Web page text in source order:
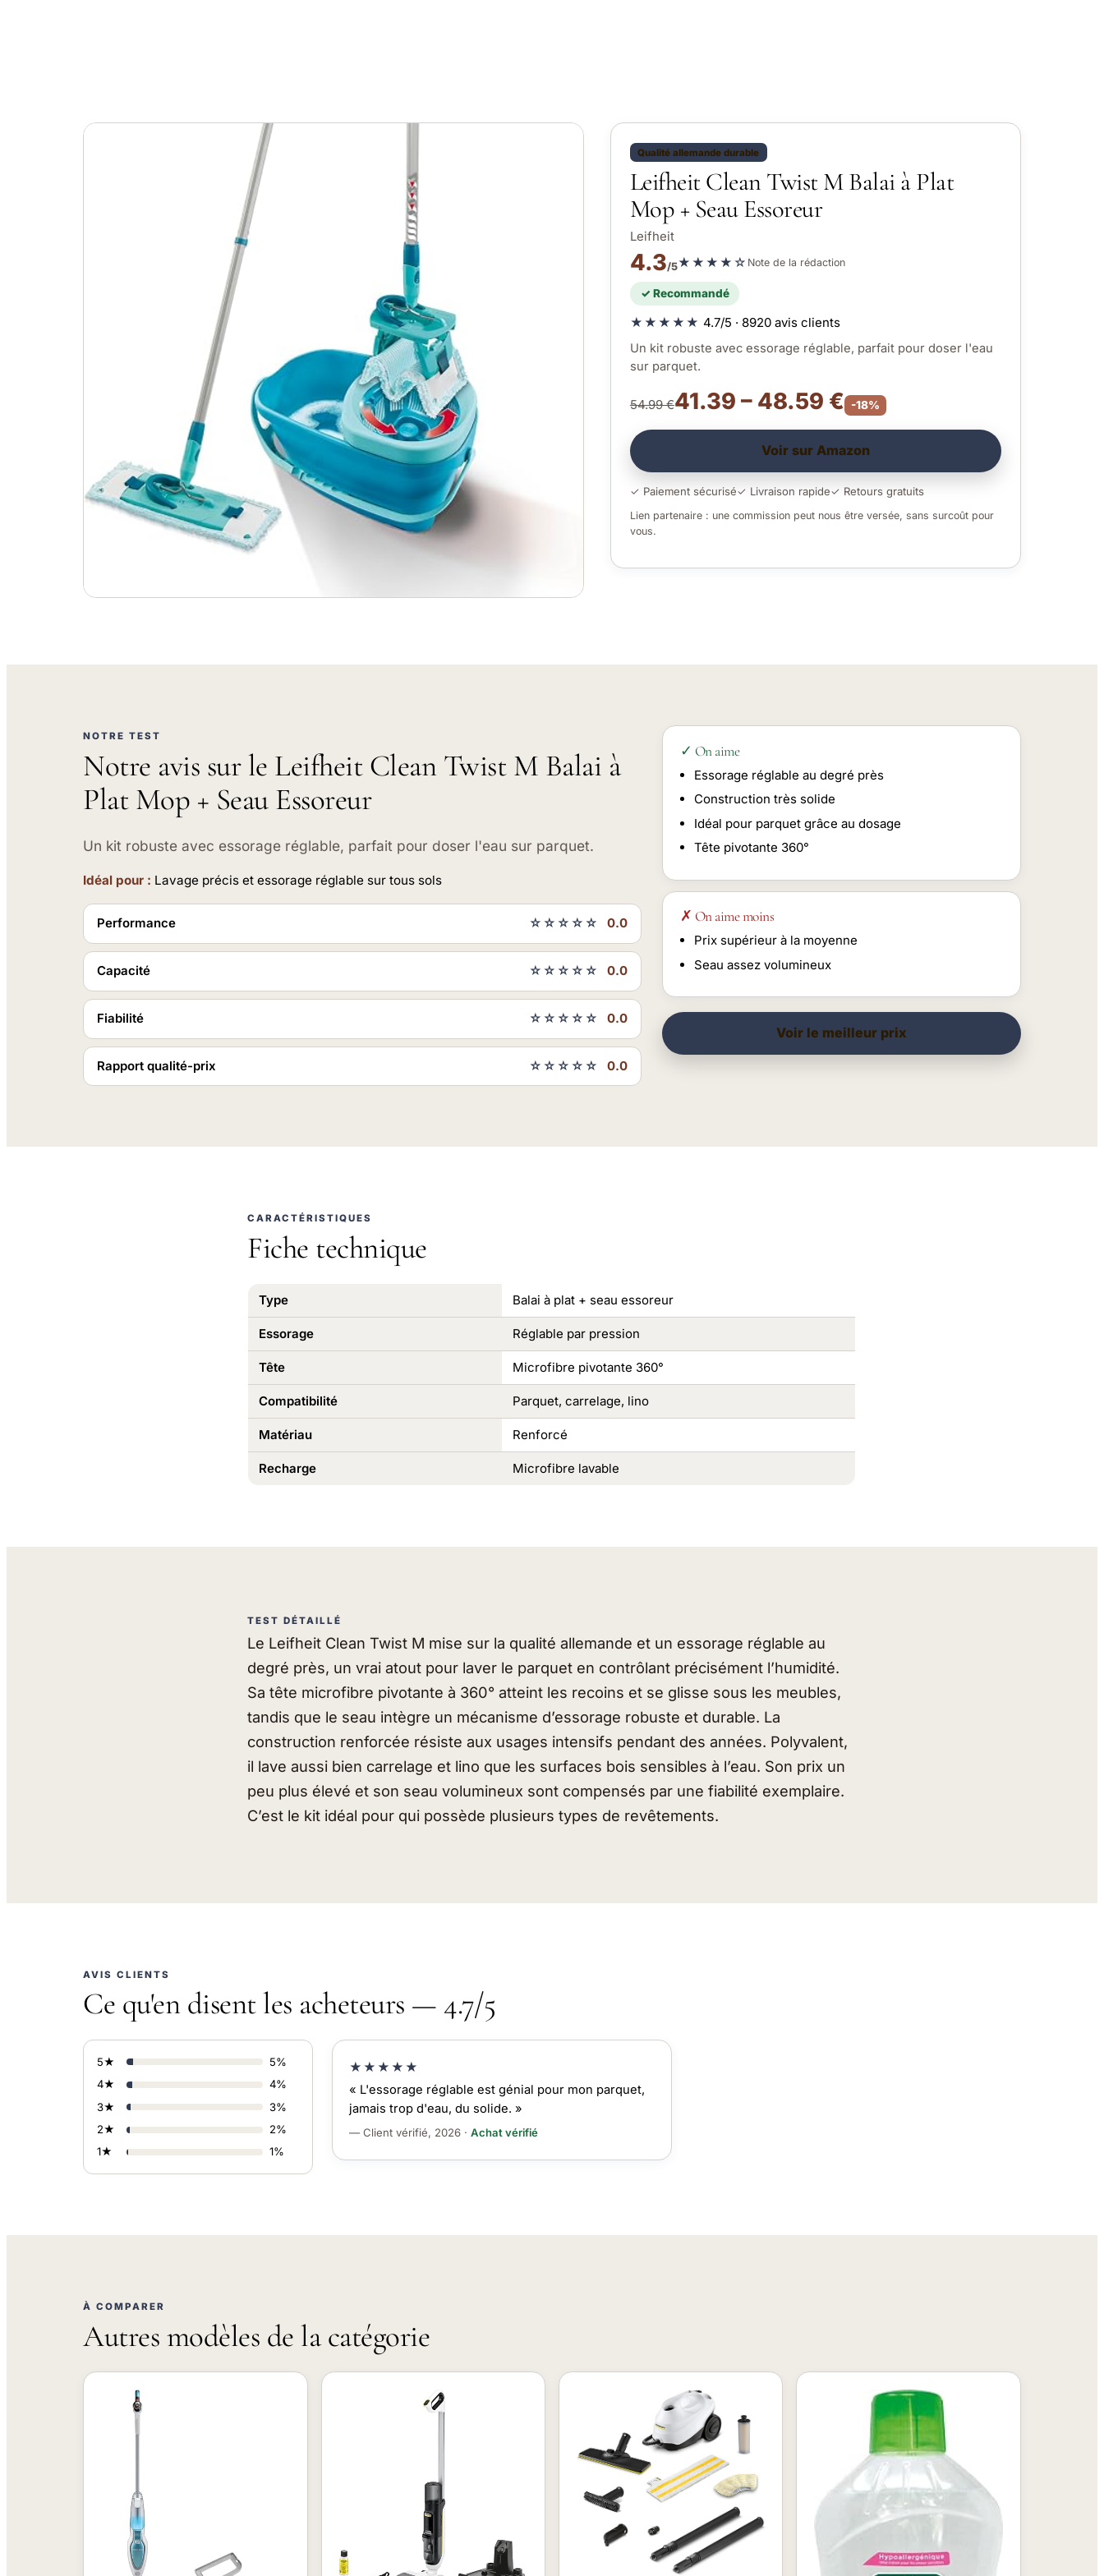
Qualité allemande durable
Leifheit Clean Twist M Balai à Plat
Mop + Seau Essoreur
Leifheit
4.3/5★★★★☆ Note de la rédaction
✓ Recommandé
★★★★★ 4.7/5 · 8920 avis clients
Un kit robuste avec essorage réglable, parfait pour doser l'eau
sur parquet.
54.99 €41.39 – 48.59 € -18%
Voir sur Amazon
✓ Paiement sécurisé✓ Livraison rapide✓ Retours gratuits
Lien partenaire : une commission peut nous être versée, sans surcoût pour
vous.
NOTRE TEST
Notre avis sur le Leifheit Clean Twist M Balai à
Plat Mop + Seau Essoreur
Un kit robuste avec essorage réglable, parfait pour doser l'eau sur parquet.
Idéal pour : Lavage précis et essorage réglable sur tous sols
Performance ☆☆☆☆☆ 0.0
Capacité ☆☆☆☆☆ 0.0
Fiabilité ☆☆☆☆☆ 0.0
Rapport qualité-prix ☆☆☆☆☆ 0.0
✓ On aime
Essorage réglable au degré près
Construction très solide
Idéal pour parquet grâce au dosage
Tête pivotante 360°
✗ On aime moins
Prix supérieur à la moyenne
Seau assez volumineux
Voir le meilleur prix
CARACTÉRISTIQUES
Fiche technique
Type Balai à plat + seau essoreur
Essorage Réglable par pression
Tête Microfibre pivotante 360°
Compatibilité Parquet, carrelage, lino
Matériau Renforcé
Recharge Microfibre lavable
TEST DÉTAILLÉ
Le Leifheit Clean Twist M mise sur la qualité allemande et un essorage réglable au
degré près, un vrai atout pour laver le parquet en contrôlant précisément l’humidité.
Sa tête microfibre pivotante à 360° atteint les recoins et se glisse sous les meubles,
tandis que le seau intègre un mécanisme d’essorage robuste et durable. La
construction renforcée résiste aux usages intensifs pendant des années. Polyvalent,
il lave aussi bien carrelage et lino que les surfaces bois sensibles à l’eau. Son prix un
peu plus élevé et son seau volumineux sont compensés par une fiabilité exemplaire.
C’est le kit idéal pour qui possède plusieurs types de revêtements.
AVIS CLIENTS
Ce qu'en disent les acheteurs — 4.7/5
5★
5%
4★
4%
3★
3%
2★
2%
1★
1%
★★★★★
« L'essorage réglable est génial pour mon parquet,
jamais trop d'eau, du solide. »
— Client vérifié, 2026 ·Achat vérifié
À COMPARER
Autres modèles de la catégorie